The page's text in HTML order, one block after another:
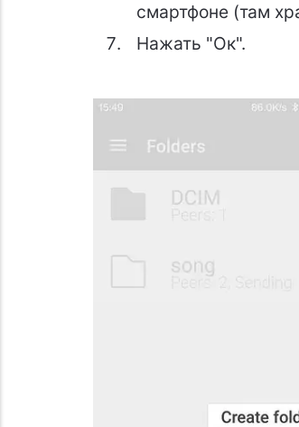
смартфоне (там
Нажать "Ок".